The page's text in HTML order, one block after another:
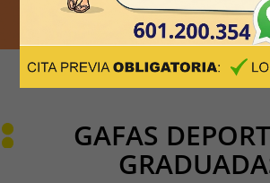
GAFAS